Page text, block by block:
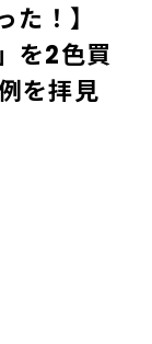
た！】
を2色買
を拝見